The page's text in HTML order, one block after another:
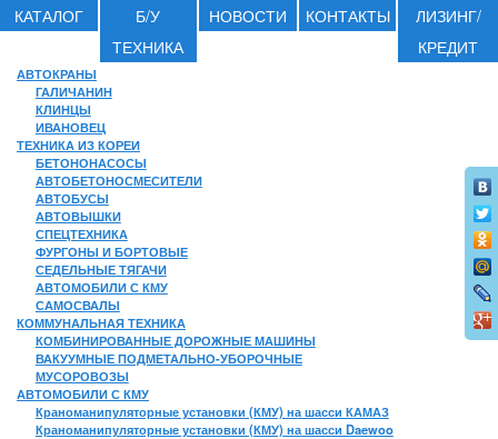
КАТАЛОГ
Б/У
ТЕХНИКА
НОВОСТИ КОНТАКТЫ
ЛИЗИНГ/
КРЕДИТ
АВТОКРАНЫ
ГАЛИЧАНИН
КЛИНЦЫ
ИВАНОВЕЦ
ТЕХНИКА ИЗ КОРЕИ
БЕТОНОНАСОСЫ
АВТОБЕТОНОСМЕСИТЕЛИ
АВТОБУСЫ
АВТОВЫШКИ
СПЕЦТЕХНИКА
ФУРГОНЫ И БОРТОВЫЕ
СЕДЕЛЬНЫЕ ТЯГАЧИ
АВТОМОБИЛИ С КМУ
САМОСВАЛЫ
КОММУНАЛЬНАЯ ТЕХНИКА
КОМБИНИРОВАННЫЕ ДОРОЖНЫЕ МАШИНЫ
ВАКУУМНЫЕ ПОДМЕТАЛЬНО-УБОРОЧНЫЕ
МУСОРОВОЗЫ
АВТОМОБИЛИ С КМУ
Краноманипуляторные установки (КМУ) на шасси КАМАЗ
Краноманипуляторные установки (КМУ) на шасси Daewoo